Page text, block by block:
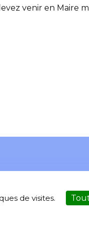
venir en Maire
de visites.